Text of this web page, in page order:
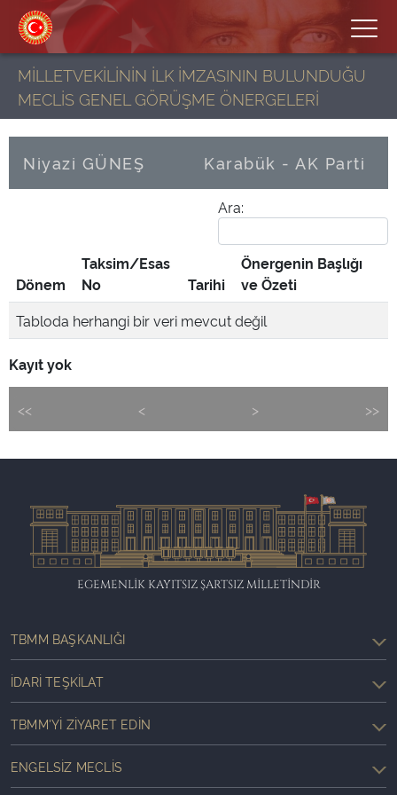
MİLLETVEKİLİNİN İLK İMZASININ BULUNDUĞU
MECLİS GENEL GÖRÜŞME ÖNERGELERİ
Niyazi GÜNEŞ Karabük - AK Parti
Ara:
Dönem
Taksim/Esas
No
Tarihi
Önergenin Başlığı
ve Özeti
Tabloda herhangi bir veri mevcut değil
Kayıt yok
<< < > >>
EGEMENLİK KAYITSIZ ŞARTSIZ MİLLETİNDİR
TBMM BAŞKANLIĞI
İDARI TEŞKILAT
TBMM'YI ZIYARET EDIN
ENGELSIZ MECLIS